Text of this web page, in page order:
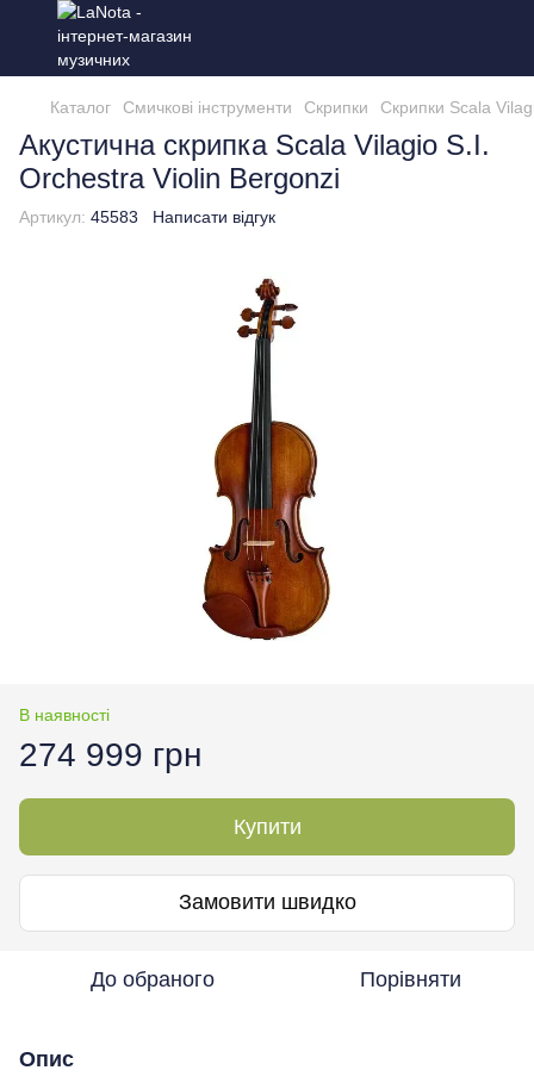
Каталог Смичкові інструменти Скрипки Скрипки Scala
Акустична скрипка Scala Vilagio S.I.
Orchestra Violin Bergonzi
Артикул: 45583 Написати відгук
В наявності
274 999 грн
Купити
Замовити швидко
До обраного Порівняти
Опис